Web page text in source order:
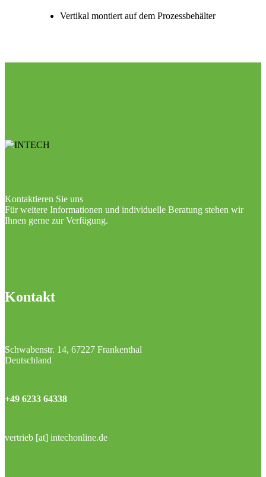
Vertikal montiert auf dem Prozessbehälter
Kontaktieren Sie uns
Für weitere Informationen und individuelle Beratung stehen wir
Ihnen gerne zur Verfügung.
Kontakt
Schwabenstr. 14, 67227 Frankenthal
Deutschland
+49 6233 64338
vertrieb [at] intechonline.de